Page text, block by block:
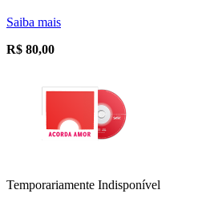
Saiba mais
R$ 80,00
Temporariamente Indisponível